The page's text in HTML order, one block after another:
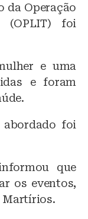
da Operação
(OPLIT) foi
e uma
e foram
foi
que
os eventos,
Martírios.